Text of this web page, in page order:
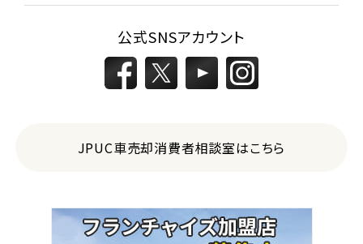
公式SNSアカウント
JPUC車売却消費者相談室はこちら